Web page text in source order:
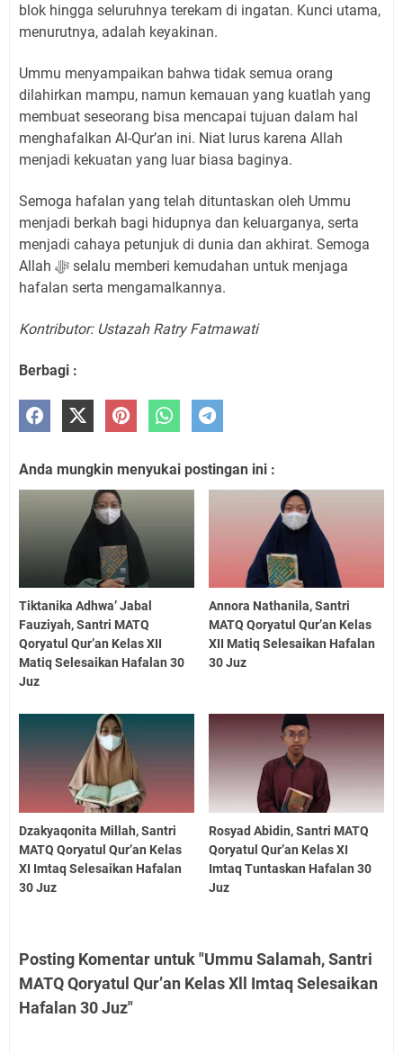
blok hingga seluruhnya terekam di ingatan. Kunci utama,
menurutnya, adalah keyakinan.
Ummu menyampaikan bahwa tidak semua orang
dilahirkan mampu, namun kemauan yang kuatlah yang
membuat seseorang bisa mencapai tujuan dalam hal
menghafalkan Al-Qur’an ini. Niat lurus karena Allah
menjadi kekuatan yang luar biasa baginya.
Semoga hafalan yang telah dituntaskan oleh Ummu
menjadi berkah bagi hidupnya dan keluarganya, serta
menjadi cahaya petunjuk di dunia dan akhirat. Semoga
Allah ﷻ selalu memberi kemudahan untuk menjaga
hafalan serta mengamalkannya.
Kontributor: Ustazah Ratry Fatmawati
Berbagi :
Anda mungkin menyukai postingan ini :
Tiktanika Adhwa’ Jabal
Fauziyah, Santri MATQ
Qoryatul Qur’an Kelas XII
Matiq Selesaikan Hafalan 30
Juz
Annora Nathanila, Santri
MATQ Qoryatul Qur’an Kelas
XII Matiq Selesaikan Hafalan
30 Juz
Dzakyaqonita Millah, Santri
MATQ Qoryatul Qur’an Kelas
XI Imtaq Selesaikan Hafalan
30 Juz
Rosyad Abidin, Santri MATQ
Qoryatul Qur’an Kelas XI
Imtaq Tuntaskan Hafalan 30
Juz
Posting Komentar untuk "Ummu Salamah, Santri
MATQ Qoryatul Qur’an Kelas Xll Imtaq Selesaikan
Hafalan 30 Juz"